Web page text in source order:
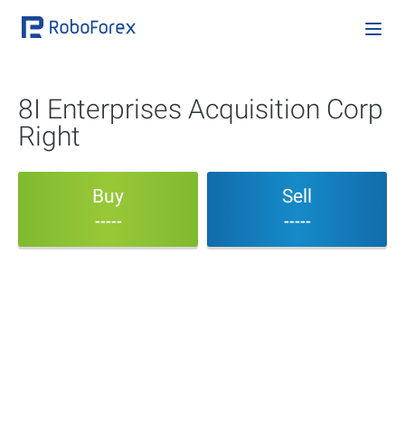
8I Enterprises Acquisition Corp
Right
Buy
-----
Sell
-----